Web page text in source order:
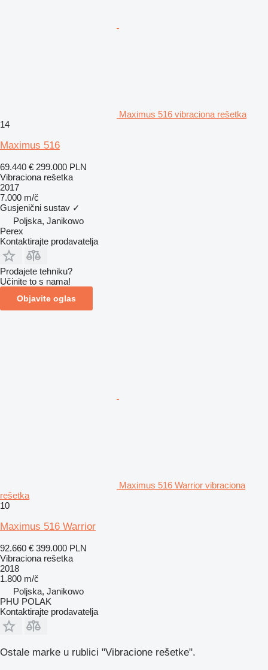
Maximus 516 vibraciona rešetka
14
Maximus 516
69.440 € 299.000 PLN
Vibraciona rešetka
2017
7.000 m/č
Gusjenični sustav ✓
Poljska, Janikowo
Perex
Kontaktirajte prodavatelja
Prodajete tehniku?
Učinite to s nama!
Objavite oglas
Maximus 516 Warrior vibraciona
rešetka
10
Maximus 516 Warrior
92.660 € 399.000 PLN
Vibraciona rešetka
2018
1.800 m/č
Poljska, Janikowo
PHU POLAK
Kontaktirajte prodavatelja
Ostale marke u rublici "Vibracione rešetke".